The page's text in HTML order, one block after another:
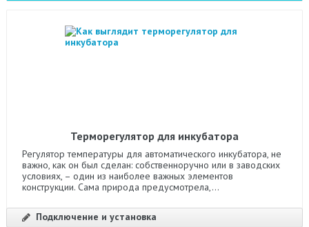
Терморегулятор для инкубатора
Регулятор температуры для автоматического инкубатора, не
важно, как он был сделан: собственноручно или в заводских
условиях, – один из наиболее важных элементов
конструкции. Сама природа предусмотрела,...
Подключение и установка